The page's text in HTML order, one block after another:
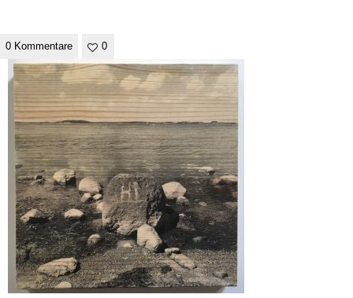
0 Kommentare 0